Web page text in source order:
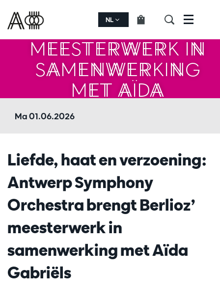
NL Menu
BERLIOZ'
MEESTERWERK IN
SAMENWERKING
MET AÏDA
GABRIELS
Ma 01.06.2026
Liefde, haat en verzoening:
Antwerp Symphony
Orchestra brengt Berlioz’
meesterwerk in
samenwerking met Aïda
Gabriëls